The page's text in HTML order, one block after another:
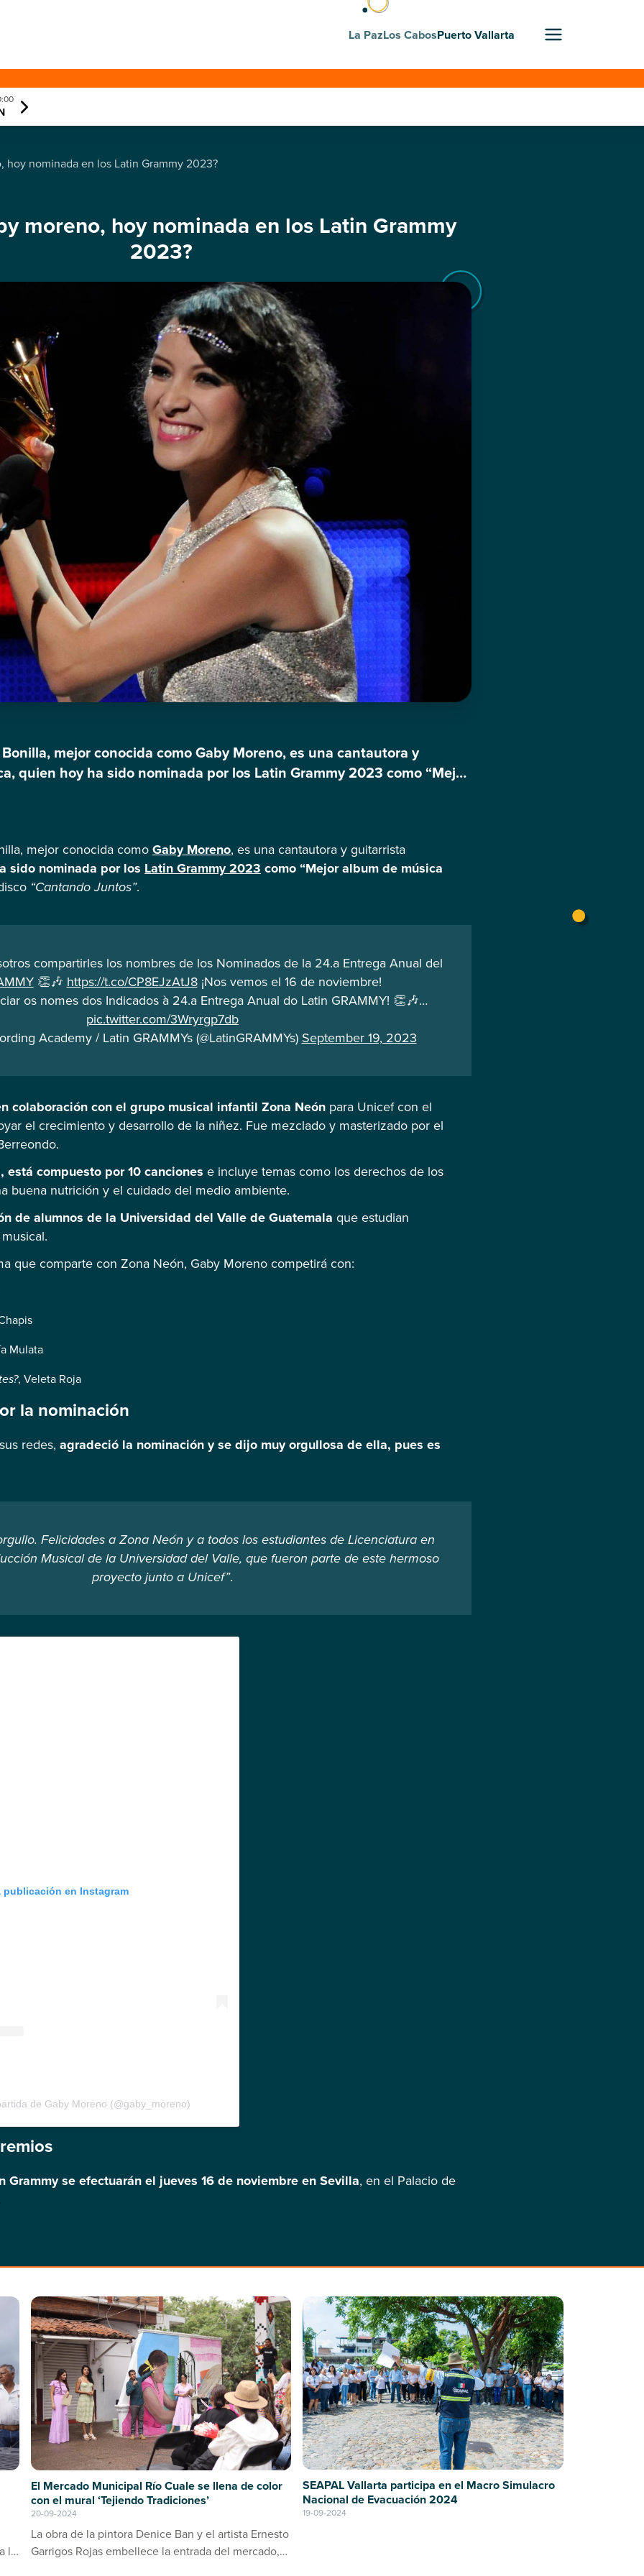
La PazLos CabosPuerto Vallarta
hoy nominada en los Latin Grammy 2023?
moreno, hoy nominada en los Latin Grammy
2023?
mejor conocida como Gaby Moreno, es una cantautora y
quien hoy ha sido nominada por los Latin Grammy 2023 como “Mejor
mejor conocida como Gaby Moreno, es una cantautora y guitarrista
sido nominada por los Latin Grammy 2023como “Mejor album de música
“Cantando Juntos”.
compartirles los nombres de los Nominados de la 24.a Entrega Anual del
👏🎶 https://t.co/CP8EJzAtJ8¡Nos vemos el 16 de noviembre!
os nomes dos Indicados à 24.a Entrega Anual do Latin GRAMMY! 👏🎶…
pic.twitter.com/3Wryrgp7db
Academy / Latin GRAMMYs (@LatinGRAMMYs) September 19, 2023
colaboración con el grupo musical infantil Zona Neón para Unicef con el
el crecimiento y desarrollo de la niñez. Fue mezclado y masterizado por el
compuesto por 10 canciones e incluye temas como los derechos de los
buena nutrición y el cuidado del medio ambiente.
de alumnos de la Universidad del Valle de Guatemala que estudian
que comparte con Zona Neón, Gaby Moreno competirá con:
Mulata
, Veleta Roja
la nominación
redes, agradeció la nominación y se dijo muy orgullosa de ella, pues es
Felicidades a Zona Neón y a todos los estudiantes de Licenciatura en
Musical de la Universidad del Valle, que fueron parte de este hermoso
proyecto junto a Unicef”.
publicación en Instagram
de Gaby Moreno (@gaby_moreno)
Grammy se efectuarán el jueves 16 de noviembre en Sevilla, en el Palacio de
la
El Mercado Municipal Río Cuale se llena de color
con el mural ‘Tejiendo Tradiciones’
20-09-2024
La obra de la pintora Denice Ban y el artista Ernesto
Garrigos Rojas embellece la entrada del mercado,
SEAPAL Vallarta participa en el Macro Simulacro
Nacional de Evacuación 2024
19-09-2024